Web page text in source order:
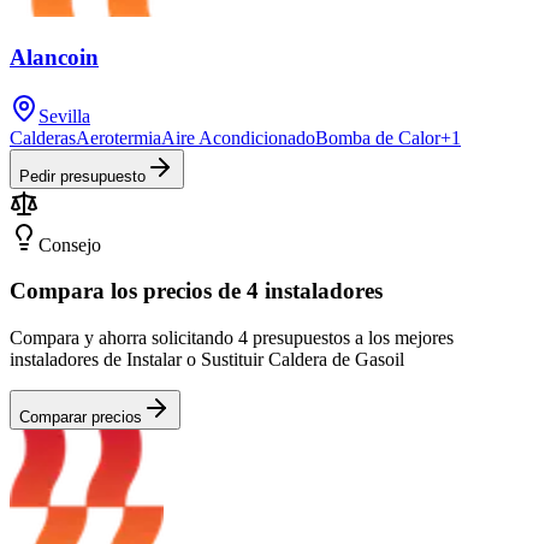
Alancoin
Sevilla
CalderasAerotermiaAire AcondicionadoBomba de Calor+1
Pedir presupuesto
Consejo
Compara los precios de 4 instaladores
Compara y ahorra solicitando 4 presupuestos a los mejores
instaladores de Instalar o Sustituir Caldera de Gasoil
Comparar precios